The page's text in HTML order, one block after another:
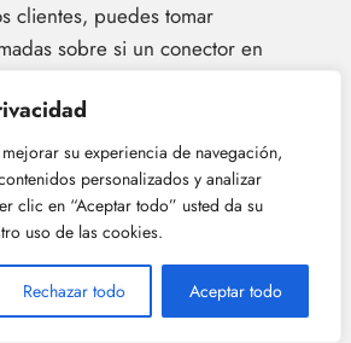
su experiencia de navegación,
personalizados y analizar
clic en “Aceptar todo” usted da su
uso de las cookies.
Rechazar todo Aceptar todo
clientes, puedes tomar
sobre si un conector en
importantes a considerar al
de los clientes:
general : Busca conectores
reciban críticas
calificaciones de los clientes.